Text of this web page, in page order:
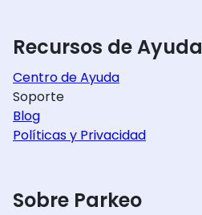
Recursos de Ayuda
Centro de Ayuda
Soporte
Blog
Políticas y Privacidad
Sobre Parkeo